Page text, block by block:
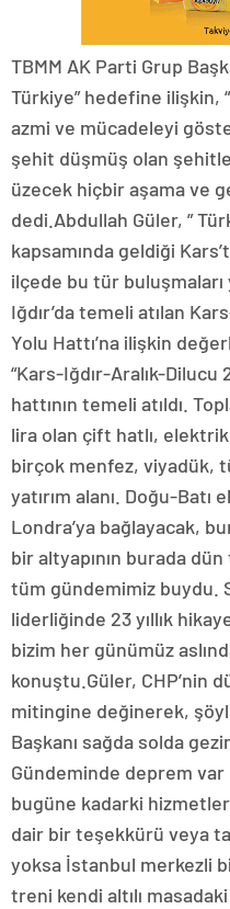
TBMM AK Parti Grup
Türkiye” hedefine ilişkin,
azmi ve mücadeleyi
şehit düşmüş olan
üzecek hiçbir aşama ve
dedi.Abdullah Güler, ”
kapsamında geldiği
ilçede bu tür buluşmaları
Iğdır’da temeli atılan
Yolu Hattı’na ilişkin
“Kars-Iğdır-Aralık-
hattının temeli atıldı.
lira olan çift hatlı,
birçok menfez, viyadük,
yatırım alanı. Doğu-Batı
Londra’ya bağlayacak,
bir altyapının burada dün
tüm gündemimiz buydu.
liderliğinde 23 yıllık
bizim her günümüz
konuştu.Güler, CHP’nin
mitingine değinerek,
Başkanı sağda solda
Gündeminde deprem var
bugüne kadarki hizmetler
dair bir teşekkürü veya
yoksa İstanbul merkezli
treni kendi altılı